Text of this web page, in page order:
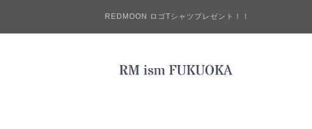
REDMOON ロゴTシャツプレゼント！！